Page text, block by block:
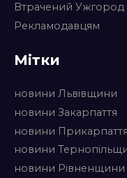
Втрачений Ужгород
Рекламодавцям
Мітки
новини Львівщини
новини Закарпаття
новини Прикарпаття
новини
новини Рівненщини